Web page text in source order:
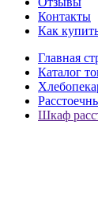
Контакты
Как
Главная
Каталог
Шкаф